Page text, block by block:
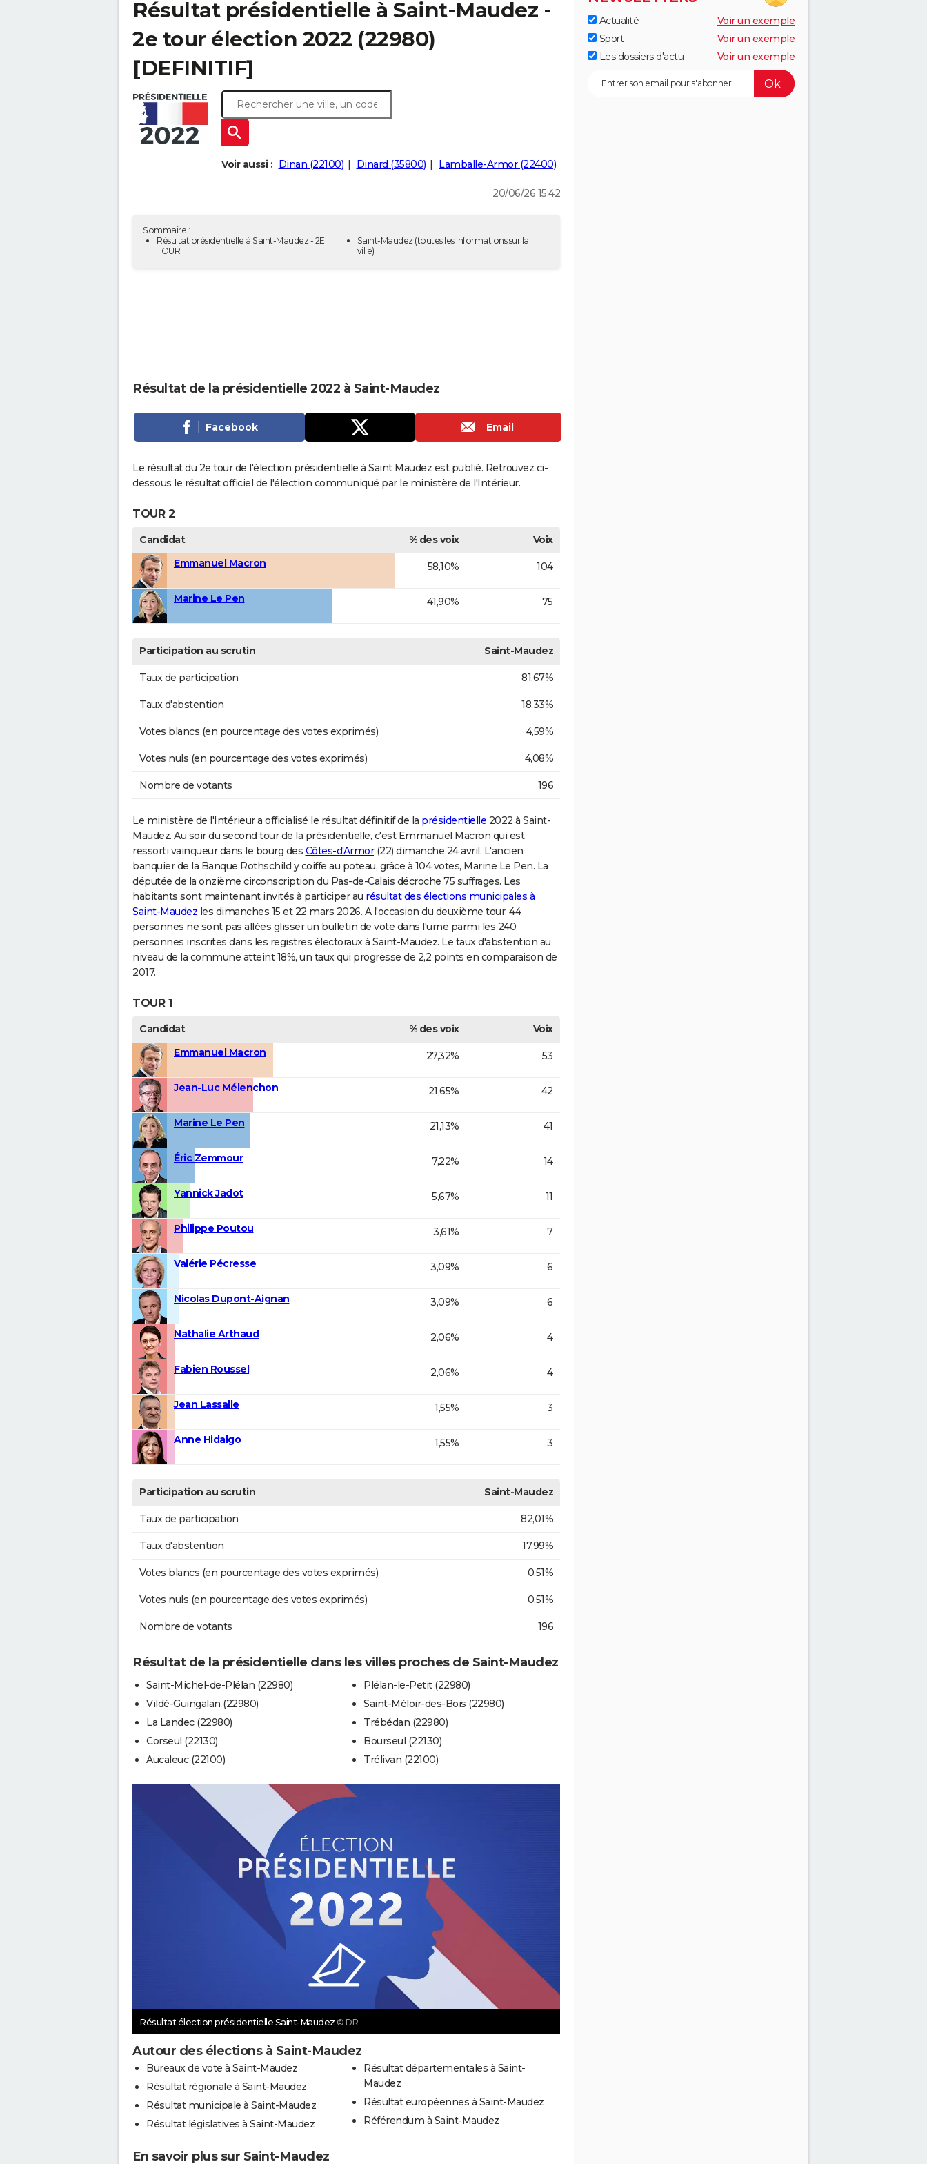
Résultat présidentielle à Saint-Maudez -
2e tour élection 2022 (22980)
[DEFINITIF]
Voir aussi : Dinan (22100) Dinard (35800) Lamballe-Armor (22400)
20/06/26 15:42
Sommaire :
Résultat présidentielle à Saint-Maudez - 2E
TOUR
Saint-Maudez (toutes les informations sur la
ville)
Résultat de la présidentielle 2022 à Saint-Maudez
Facebook Email
Le résultat du 2e tour de l'élection présidentielle à Saint Maudez est publié. Retrouvez ci-
dessous le résultat officiel de l'élection communiqué par le ministère de l'Intérieur.
TOUR 2
Candidat % des voix
Voix
Emmanuel Macron
58,10% 104
Marine Le Pen 41,90% 75
Participation au scrutin Saint-Maudez
Taux de participation 81,67%
Taux d'abstention 18,33%
Votes blancs (en pourcentage des votes exprimés) 4,59%
Votes nuls (en pourcentage des votes exprimés) 4,08%
Nombre de votants 196
Le ministère de l'Intérieur a officialisé le résultat définitif de la présidentielle 2022 à Saint-
Maudez. Au soir du second tour de la présidentielle, c'est Emmanuel Macron qui est
ressorti vainqueur dans le bourg des Côtes-d'Armor(22) dimanche 24 avril. L'ancien
banquier de la Banque Rothschild y coiffe au poteau, grâce à 104 votes, Marine Le Pen. La
députée de la onzième circonscription du Pas-de-Calais décroche 75 suffrages. Les
habitants sont maintenant invités à participer au résultat des élections municipales à
Saint-Maudez les dimanches 15 et 22 mars 2026. A l'occasion du deuxième tour, 44
personnes ne sont pas allées glisser un bulletin de vote dans l'urne parmi les 240
personnes inscrites dans les registres électoraux à Saint-Maudez. Le taux d'abstention au
niveau de la commune atteint 18%, un taux qui progresse de 2,2 points en comparaison de
2017.
TOUR 1
Candidat % des voix
Voix
Emmanuel Macron
27,32% 53
Jean-Luc Mélenchon 21,65% 42
Marine Le Pen 21,13% 41
Éric Zemmour 7,22% 14
Yannick Jadot 5,67% 11
Philippe Poutou 3,61% 7
Valérie Pécresse 3,09% 6
Nicolas Dupont-Aignan 3,09% 6
Nathalie Arthaud 2,06% 4
Fabien Roussel 2,06% 4
Jean Lassalle 1,55% 3
Anne Hidalgo 1,55% 3
Participation au scrutin Saint-Maudez
Taux de participation 82,01%
Taux d'abstention 17,99%
Votes blancs (en pourcentage des votes exprimés) 0,51%
Votes nuls (en pourcentage des votes exprimés) 0,51%
Nombre de votants 196
Résultat de la présidentielle dans les villes proches de Saint-Maudez
Saint-Michel-de-Plélan (22980)
Vildé-Guingalan (22980)
La Landec (22980)
Corseul (22130)
Aucaleuc (22100)
Plélan-le-Petit (22980)
Saint-Méloir-des-Bois (22980)
Trébédan (22980)
Bourseul (22130)
Trélivan (22100)
Résultat élection présidentielle Saint-Maudez © DR
Autour des élections à Saint-Maudez
Bureaux de vote à Saint-Maudez
Résultat régionale à Saint-Maudez
Résultat municipale à Saint-Maudez
Résultat législatives à Saint-Maudez
Résultat départementales à Saint-
Maudez
Résultat européennes à Saint-Maudez
Référendum à Saint-Maudez
En savoir plus sur Saint-Maudez
Actualité
Voir un exemple
Sport
Voir un exemple
Les dossiers d'actu
Voir un exemple